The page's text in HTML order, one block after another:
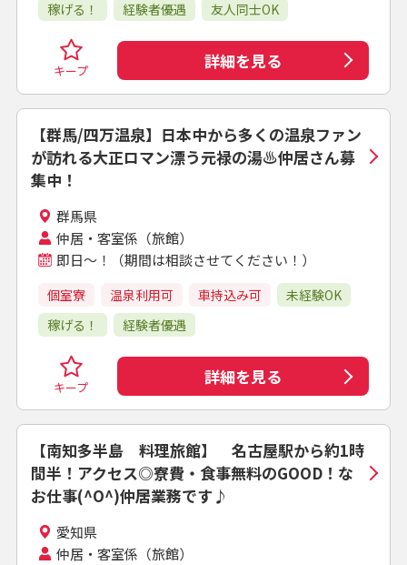
稼げる！ 経験者優遇 友人同士OK
キープ 詳細を見る
【群馬/四万温泉】日本中から多くの温泉ファン
が訪れる大正ロマン漂う元禄の湯♨仲居さん募
集中！
群馬県
仲居・客室係（旅館）
即日～！（期間は相談させてください！）
個室寮 温泉利用可 車持込み可
未経験OK
稼げる！
経験者優遇
キープ 詳細を見る
【南知多半島 料理旅館】 名古屋駅から約1時
間半！アクセス◎寮費・食事無料のGOOD！な
お仕事(^O^)仲居業務です♪
愛知県
仲居・客室係（旅館）